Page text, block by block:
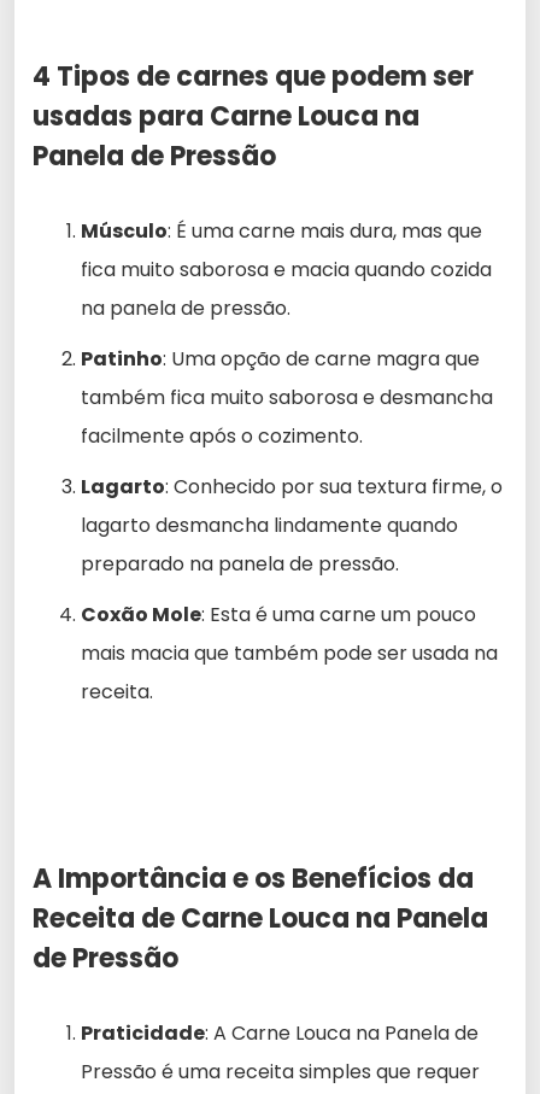
4 Tipos de carnes que podem ser
usadas para Carne Louca na
Panela de Pressão
Músculo: É uma carne mais dura, mas que
fica muito saborosa e macia quando cozida
na panela de pressão.
Patinho: Uma opção de carne magra que
também fica muito saborosa e desmancha
facilmente após o cozimento.
Lagarto: Conhecido por sua textura firme, o
lagarto desmancha lindamente quando
preparado na panela de pressão.
Coxão Mole: Esta é uma carne um pouco
mais macia que também pode ser usada na
receita.
A Importância e os Benefícios da
Receita de Carne Louca na Panela
de Pressão
Praticidade: A Carne Louca na Panela de
Pressão é uma receita simples que requer